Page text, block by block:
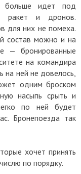
больше идет под
ракет и дронов.
для них не помеха.
состав можно и на
— бронированные
на командира
на ней не довелось,
одним броском
насыпь срыть и
по ней будет
Бронепоезда так
хочет принять
по порядку.